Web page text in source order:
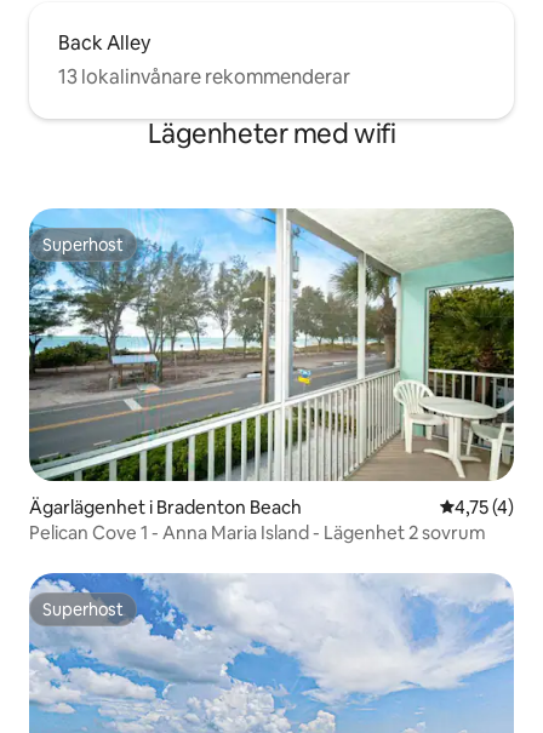
Back Alley
13 lokalinvånare rekommenderar
Lägenheter med wifi
Superhost
Superhost
Ägarlägenhet i Bradenton Beach 4,75 av 5 i
4,75 (4)
Pelican Cove 1 - Anna Maria Island - Lägenhet 2 sovrum
Superhost
Superhost